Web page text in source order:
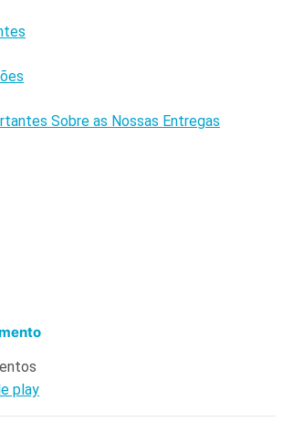
Sobre as Nossas Entregas